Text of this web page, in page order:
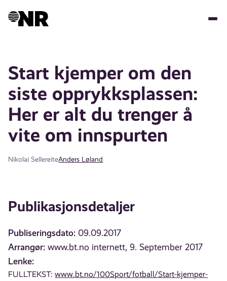
Start kjemper om den
siste opprykksplassen:
Her er alt du trenger å
vite om innspurten
Nikolai SellereiteAnders Løland
Publikasjonsdetaljer
Publiseringsdato: 09.09.2017
Arrangør: www.bt.no internett, 9. September 2017
Lenke:
FULLTEKST:www.bt.no/100Sport/fotball/Start-kjemper-